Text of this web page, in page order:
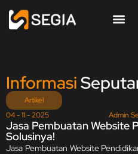
Informasi
Artikel
04 - 11 - 2025
Admin
Jasa Pembuatan Website
Solusinya!
Jasa Pembuatan Website